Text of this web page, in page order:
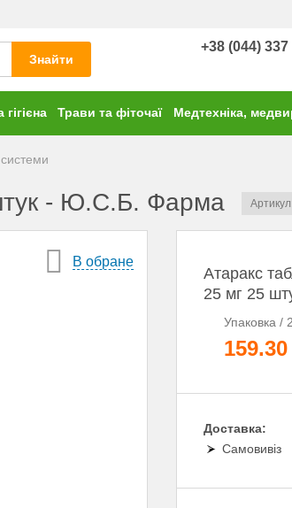
+38 (044) 337
Знайти
Трави та фіточаї Медтехніка,
- Ю.С.Б. Фарма
В обране
Атаракс
25 мг 25
Упаковка /
159.30
Доставка:
Самовивіз